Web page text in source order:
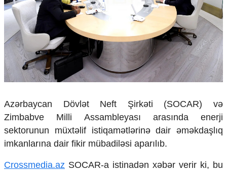
Çarpaz baxış
Təhlil
Siyasi
Geosiyasi
İqtisadi
Sosioloji
Multimedia
Foto
Video
İnfoqrafika
Humanitar
Azərbaycan Dövlət Neft Şirkəti (SOCAR) və
Zimbabve Milli Assambleyası arasında enerji
sektorunun müxtəlif istiqamətlərinə dair əməkdaşlıq
imkanlarına dair fikir mübadiləsi aparılıb.
Crossmedia.az SOCAR-a istinadən xəbər verir ki, bu